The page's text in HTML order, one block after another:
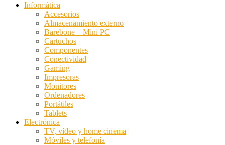
Informática
Accesorios
Almacenamiento externo
Barebone – Mini PC
Cartuchos
Componentes
Conectividad
Gaming
Impresoras
Monitores
Ordenadores
Portátiles
Tablets
Electrónica
TV, vídeo y home cinema
Móviles y telefonía